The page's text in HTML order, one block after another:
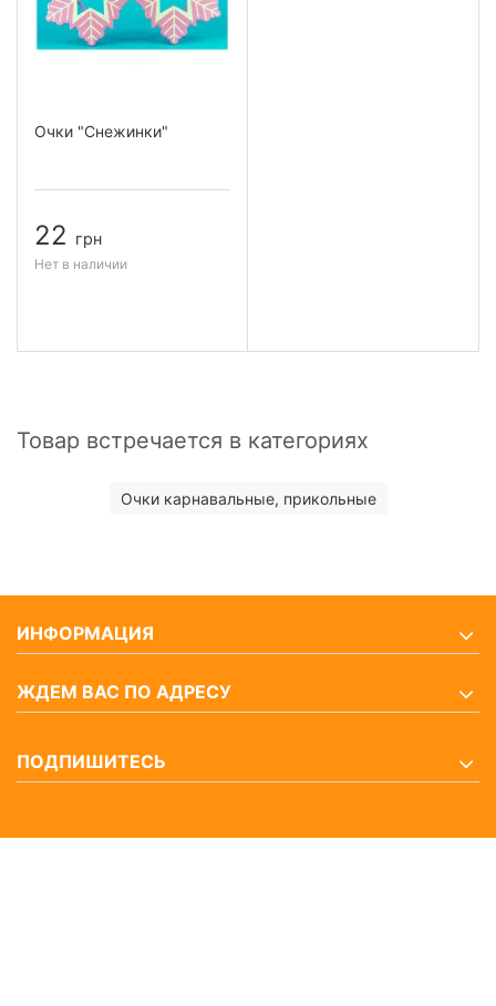
Очки "Снежинки"
22 грн
Нет в наличии
Товар встречается в категориях
Очки карнавальные, прикольные
ИНФОРМАЦИЯ
ЖДЕМ ВАС ПО АДРЕСУ
ПОДПИШИТЕСЬ